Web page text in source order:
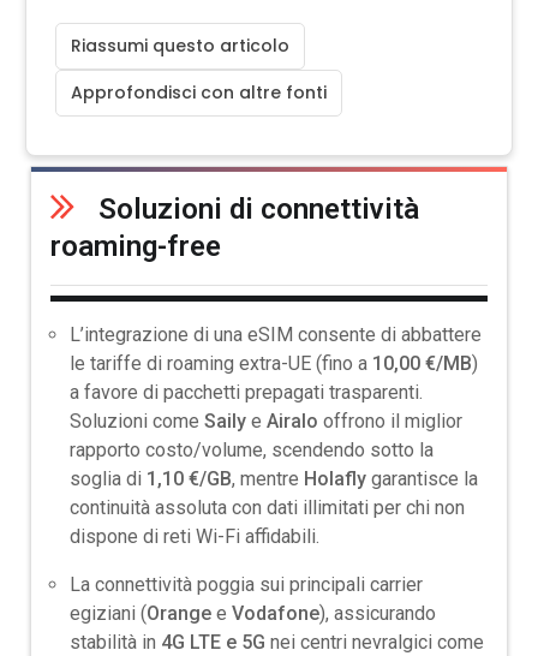
Riassumi questo articolo
Approfondisci con altre fonti
Soluzioni di connettività
roaming-free
L’integrazione di una eSIM consente di abbattere
le tariffe di roaming extra-UE (fino a 10,00 €/MB)
a favore di pacchetti prepagati trasparenti.
Soluzioni comeSaily eAiralo offrono il miglior
rapporto costo/volume, scendendo sotto la
soglia di 1,10 €/GB, mentre Holafly garantisce la
continuità assoluta con dati illimitati per chi non
dispone di reti Wi-Fi affidabili.
La connettività poggia sui principali carrier
egiziani (Orange eVodafone), assicurando
stabilità in 4G LTE e 5G nei centri nevralgici come